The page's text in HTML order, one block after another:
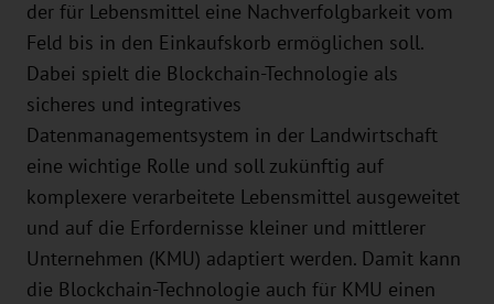
der für Lebensmittel eine Nachverfolgbarkeit vom
Feld bis in den Einkaufskorb ermöglichen soll.
Dabei spielt die Blockchain-Technologie als
sicheres und integratives
Datenmanagementsystem in der Landwirtschaft
eine wichtige Rolle und soll zukünftig auf
komplexere verarbeitete Lebensmittel ausgeweitet
und auf die Erfordernisse kleiner und mittlerer
Unternehmen (KMU) adaptiert werden. Damit kann
die Blockchain-Technologie auch für KMU einen